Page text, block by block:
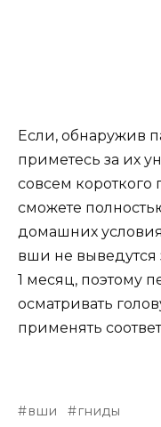
Если, обнаружив
приметесь за их
совсем
сможете
домашних
вши не выведутся
1 месяц, поэтому
осматривать
применять
вши гниды